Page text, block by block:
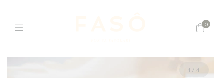
0
1 / 4